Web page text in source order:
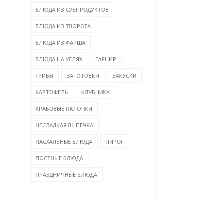
БЛЮДА ИЗ СУБПРОДУКТОВ
БЛЮДА ИЗ ТВОРОГА
БЛЮДА ИЗ ФАРША
БЛЮДА НА УГЛЯХ ГАРНИР
ГРИБЫ ЗАГОТОВКИ ЗАКУСКИ
КАРТОФЕЛЬ КЛУБНИКА
КРАБОВЫЕ ПАЛОЧКИ
НЕСЛАДКАЯ ВЫПЕЧКА
ПАСХАЛЬНЫЕ БЛЮДА ПИРОГ
ПОСТНЫЕ БЛЮДА
ПРАЗДНИЧНЫЕ БЛЮДА